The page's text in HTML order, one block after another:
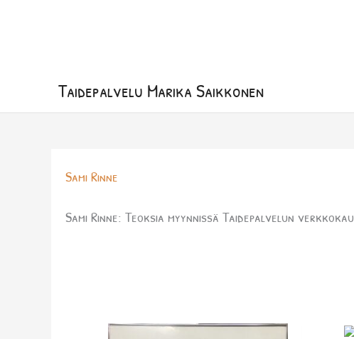
Taidepalvelu Marika Saikkonen
Sami Rinne
Sami Rinne: Teoksia myynnissä Taidepalvelun